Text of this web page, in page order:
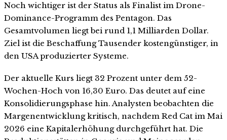
Noch wichtiger ist der Status als Finalist im Drone-
Dominance-Programm des Pentagon. Das
Gesamtvolumen liegt bei rund 1,1 Milliarden Dollar.
Ziel ist die Beschaffung Tausender kostengünstiger, in
den USA produzierter Systeme.
Der aktuelle Kurs liegt 32 Prozent unter dem 52-
Wochen-Hoch von 16,30 Euro. Das deutet auf eine
Konsolidierungsphase hin. Analysten beobachten die
Margenentwicklung kritisch, nachdem Red Cat im Mai
2026 eine Kapitalerhöhung durchgeführt hat. Die